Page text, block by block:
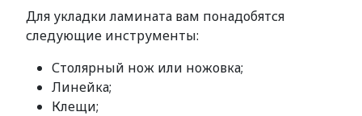
Для укладки ламината вам понадобятся
следующие инструменты:
Столярный нож или ножовка;
Линейка;
Клещи;